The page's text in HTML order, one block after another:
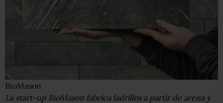
BioMason
La start-up BioMason fabrica ladrillos a partir de arena y